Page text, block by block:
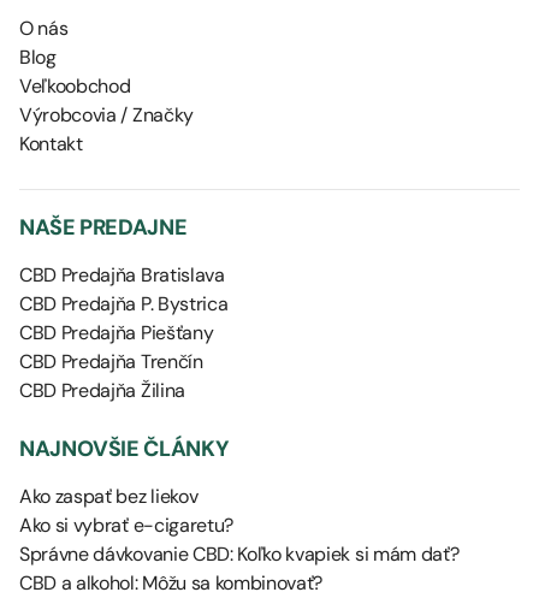
O nás
Blog
Veľkoobchod
Výrobcovia / Značky
Kontakt
NAŠE PREDAJNE
CBD Predajňa Bratislava
CBD Predajňa P. Bystrica
CBD Predajňa Piešťany
CBD Predajňa Trenčín
CBD Predajňa Žilina
NAJNOVŠIE ČLÁNKY
Ako zaspať bez liekov
Ako si vybrať e-cigaretu?
Správne dávkovanie CBD: Koľko kvapiek si mám dať?
CBD a alkohol: Môžu sa kombinovať?